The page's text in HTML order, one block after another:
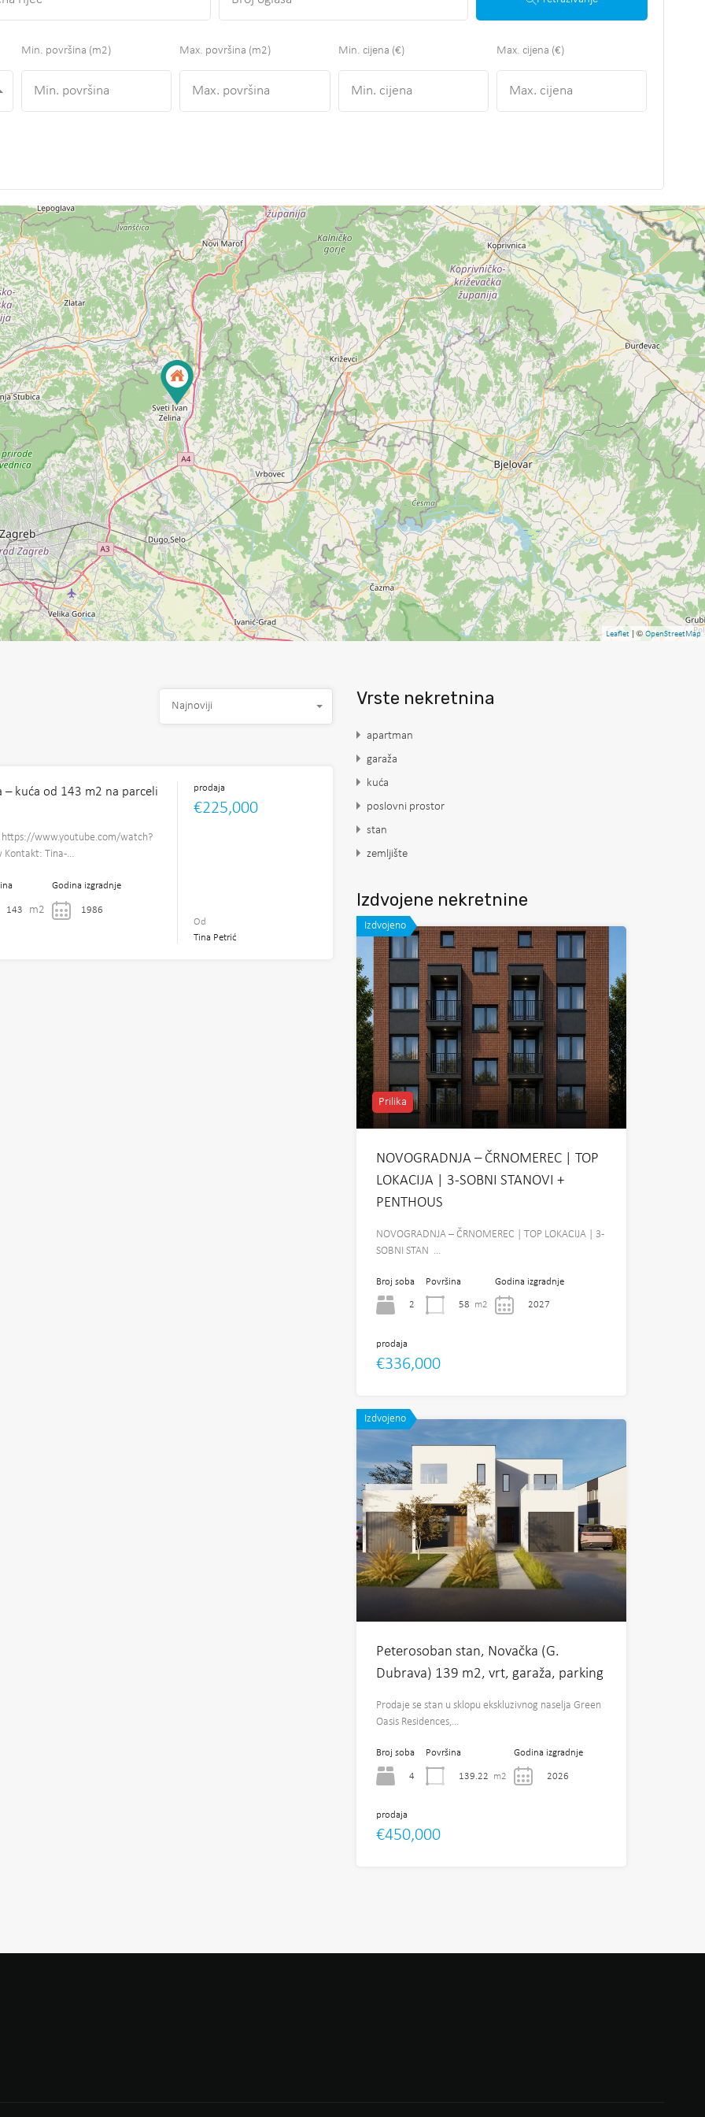
Min. površina (m2) Max. površina (m2) Min. cijena (€) Max. cijena (€)
Leaflet | © OpenStreetMap
Najnoviji
– kuća od 143 m2 na parceli
https://www.youtube.com/watch?
Kontakt: Tina-…
143 m2
Godina izgradnje
1986
prodaja
€225,000
Od
Tina Petrić
Vrste nekretnina
apartman
garaža
kuća
poslovni prostor
stan
zemljište
Izdvojene nekretnine
Izdvojeno
Prilika
NOVOGRADNJA – ČRNOMEREC | TOP
LOKACIJA | 3-SOBNI STANOVI +
PENTHOUS
NOVOGRADNJA – ČRNOMEREC | TOP LOKACIJA | 3-
SOBNI STAN …
Broj soba
2
Površina
58 m2
Godina izgradnje
2027
prodaja
€336,000
Izdvojeno
Peterosoban stan, Novačka (G.
Dubrava) 139 m2, vrt, garaža, parking
Prodaje se stan u sklopu ekskluzivnog naselja Green
Oasis Residences,…
Broj soba
4
Površina
139.22 m2
Godina izgradnje
2026
prodaja
€450,000